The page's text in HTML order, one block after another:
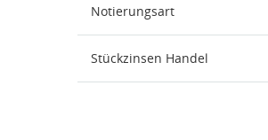
Notierungsart
Stückzinsen Handel